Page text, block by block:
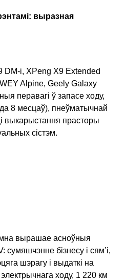
выразная
DM-i, XPeng X9 Extended
Alpine, Geely Galaxy
перавагі ў запасе ходу,
8 месцаў), пнеўматычнай
выкарыстання прасторы
сістэм.
вырашае асноўныя
бізнесу і сям’і,
шэрагу і выдаткі на
ходу, 1 220 км